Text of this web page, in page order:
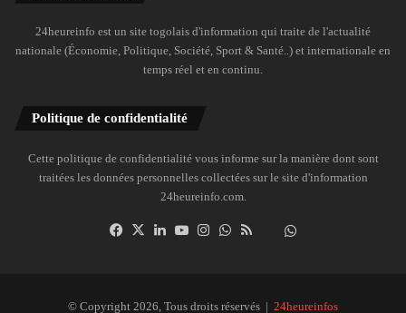
24heureinfo est un site togolais d'information qui traite de l'actualité
nationale (Économie, Politique, Société, Sport & Santé..) et internationale en
temps réel et en continu.
Politique de confidentialité
Cette politique de confidentialité vous informe sur la manière dont sont
traitées les données personnelles collectées sur le site d'information
24heureinfo.com.
Facebook
X LinkedinYouTubeInstagramWhatsAppDailymotion
© Copyright 2026, Tous droits réservés | 24heureinfos